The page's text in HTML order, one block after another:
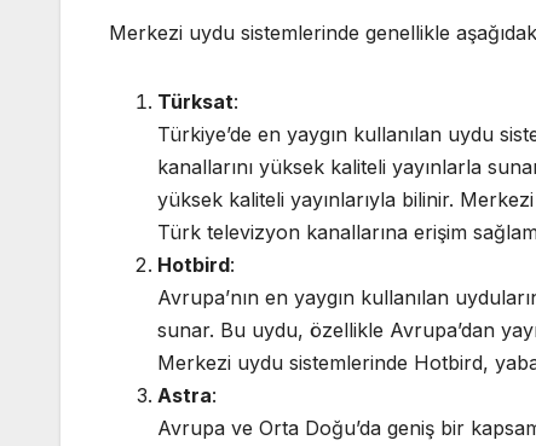
Merkezi uydu sistemlerinde genellikle
Türksat:
Türkiye’de en yaygın kullanılan uydu
kanallarını yüksek kaliteli yayınlarla
yüksek kaliteli yayınlarıyla bilinir.
Türk televizyon kanallarına erişim
Hotbird:
Avrupa’nın en yaygın kullanılan
sunar. Bu uydu, özellikle Avrupa’dan
Merkezi uydu sistemlerinde Hotbird,
Astra:
Avrupa ve Orta Doğu’da geniş bir